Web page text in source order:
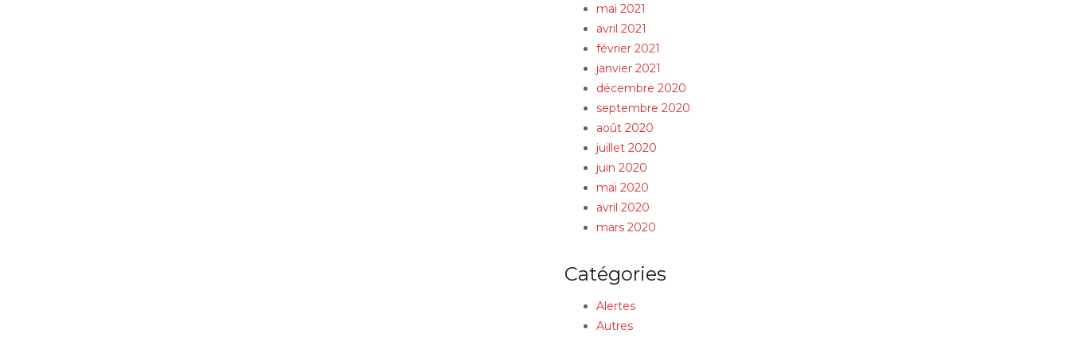
mai 2021
avril 2021
février 2021
janvier 2021
décembre 2020
septembre 2020
août 2020
juillet 2020
juin 2020
mai 2020
avril 2020
mars 2020
Catégories
Alertes
Autres